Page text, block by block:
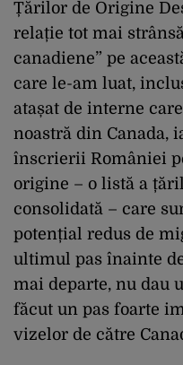
Țărilor de Origine
relație tot mai
canadiene” pe
care le-am luat,
atașat de interne
noastră din Canada,
înscrierii României
origine – o listă a
consolidată – care
potențial redus de
ultimul pas înainte
mai departe, nu dau
făcut un pas foarte
vizelor de către